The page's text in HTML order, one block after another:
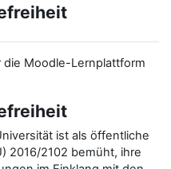
die Moodle-Lernplattform
ist als öffentliche
2016/2102 bemüht, ihre